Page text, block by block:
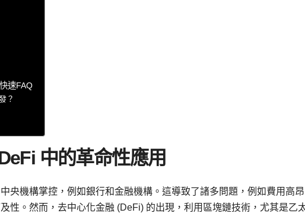
速FAQ
？
中的革命性應用
央機構掌控，例如銀行和金融機構。這導致了諸多問題，例如費用高
性。然而，去中心化金融 (DeFi) 的出現，利用區塊鏈技術，尤其是乙